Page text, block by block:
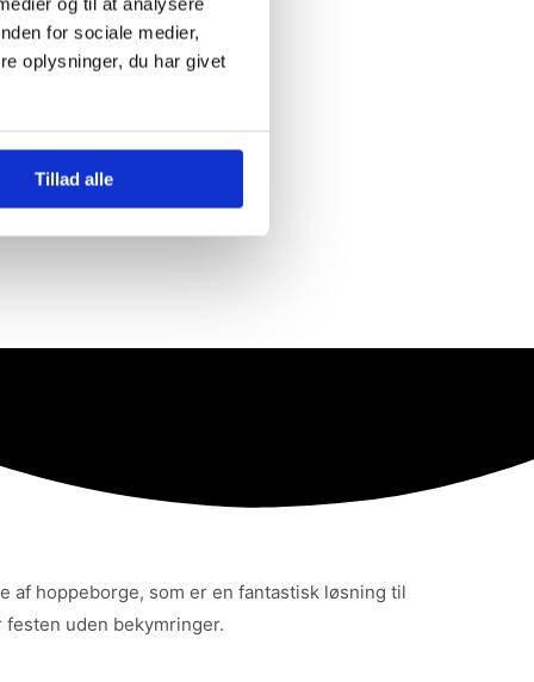
for sociale medier,
oplysninger, du har givet
Tillad alle
af hoppeborge, som er en fantastisk løsning til
uden bekymringer.